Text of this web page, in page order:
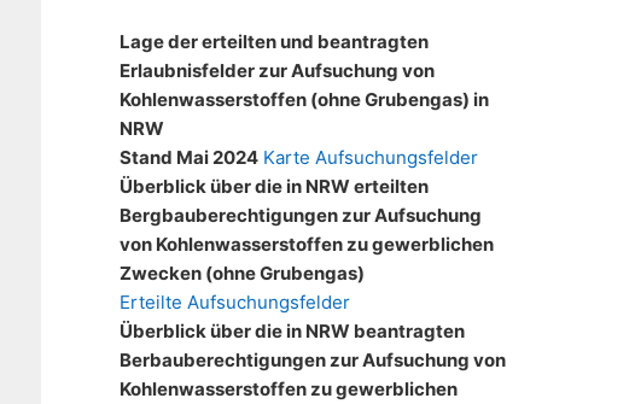
Lage der erteilten und beantragten
Erlaubnisfelder zur Aufsuchung von
Kohlenwasserstoffen (ohne Grubengas) in
NRW
Stand Mai 2024 Karte Aufsuchungsfelder
Überblick über die in NRW erteilten
Bergbauberechtigungen zur Aufsuchung
von Kohlenwasserstoffen zu gewerblichen
Zwecken (ohne Grubengas)
Erteilte Aufsuchungsfelder
Überblick über die in NRW beantragten
Berbauberechtigungen zur Aufsuchung von
Kohlenwasserstoffen zu gewerblichen